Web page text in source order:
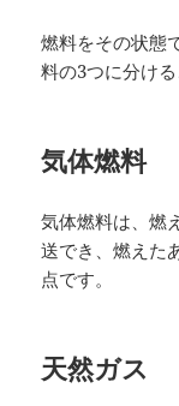
燃料をその状態
料の3つに分ける
気体燃料
気体燃料は、燃
送でき、燃えた
点です。
天然ガス